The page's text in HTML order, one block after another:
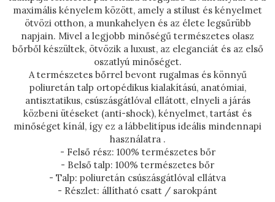
KOLLEKCIÓ
Szandál
Papucs
NYARI FÉRFI LÁBBELI
KOLLEKCIÓ
GYEREK SZANDÁL ÉS
PAPUCS
STERILIZÁLHATÓ KLUMPA
TÉLI GYAPJÚ PAPUCSOK -
Női És Férfi
KIVEHETŐ TALPBETÉTES
maximális kényelem között, amely a stílust és kényelmet
ötvözi otthon, a munkahelyen és az élete legsűrübb
napjain. Mivel a legjobb minőségű természetes olasz
bőrből készültek, ötvözik a luxust, az eleganciát és az első
oszatlyú minőséget.
A természetes bőrrel bevont rugalmas és könnyű
poliuretán talp ortopédikus kialakítású, anatómiai,
antisztatikus, csúszásgátlóval ellátott, elnyeli a járás
közbeni ütéseket (anti-shock), kényelmet, tartást és
minőséget kínál, így ez a lábbelitípus ideális mindennapi
használatra .
- Felső rész: 100% természetes bőr
- Belső talp: 100% természetes bőr
- Talp: poliuretán csúszásgátlóval ellátva
- Részlet: állítható csatt / sarokpánt